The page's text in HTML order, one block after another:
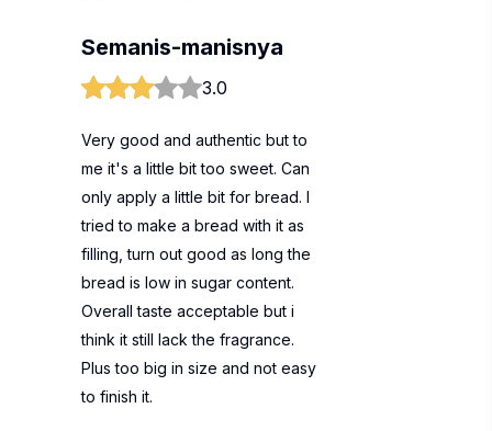
Semanis-manisnya
3.0
Very good and authentic but to
me it's a little bit too sweet. Can
only apply a little bit for bread. I
tried to make a bread with it as
filling, turn out good as long the
bread is low in sugar content.
Overall taste acceptable but i
think it still lack the fragrance.
Plus too big in size and not easy
to finish it.